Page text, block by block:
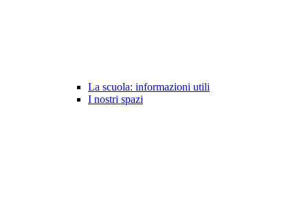
La scuola: informazioni utili
I nostri spazi